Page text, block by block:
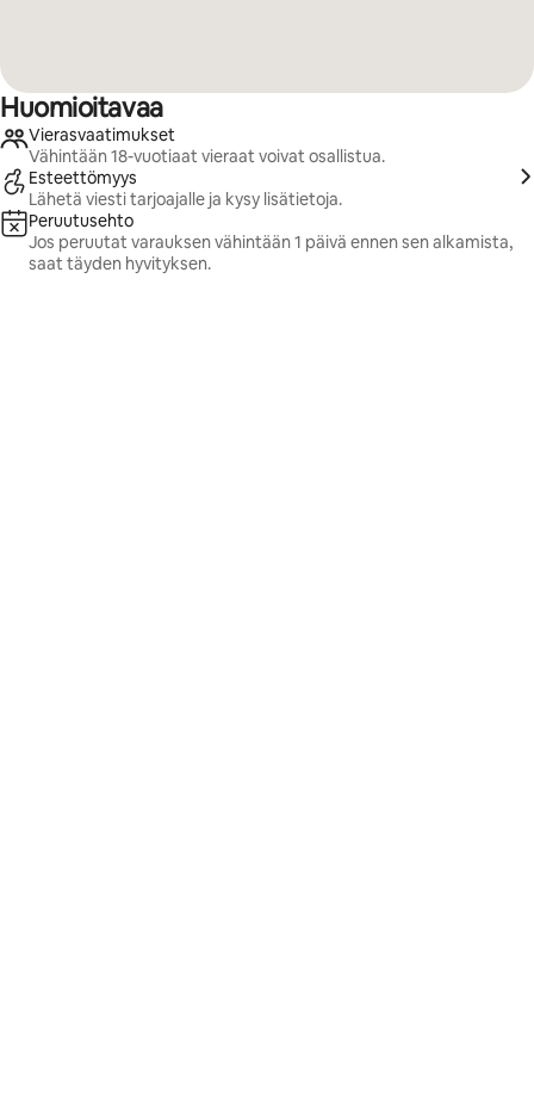
Huomioitavaa
Vierasvaatimukset
Vähintään 18-vuotiaat vieraat voivat osallistua.
Esteettömyys
Lähetä viesti tarjoajalle ja kysy lisätietoja.
Peruutusehto
Jos peruutat varauksen vähintään 1 päivä ennen sen alkamista,
saat täyden hyvityksen.